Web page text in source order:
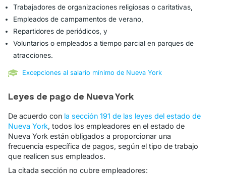
Trabajadores de organizaciones religiosas o caritativas,
Empleados de campamentos de verano,
Repartidores de periódicos, y
Voluntarios o empleados a tiempo parcial en parques de
atracciones.
Excepciones al salario mínimo de Nueva York
Leyes de pago de Nueva York
De acuerdo con la sección 191 de las leyes del estado de
Nueva York, todos los empleadores en el estado de
Nueva York están obligados a proporcionar una
frecuencia específica de pagos, según el tipo de trabajo
que realicen sus empleados.
La citada sección no cubre empleadores: